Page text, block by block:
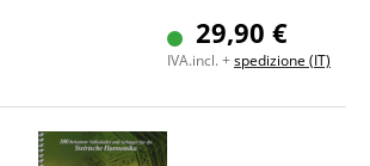
29,90 €
IVA.incl. +spedizione (IT)